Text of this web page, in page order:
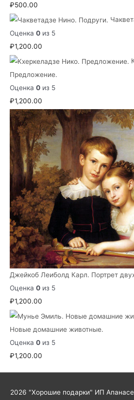
₽500.00
Оценка 0 из 5
₽1,200.00
Предложение.
Оценка 0 из 5
₽1,200.00
Джейкоб Леиболд Карл. Портрет
Оценка 0 из 5
₽1,200.00
Новые домашние животные.
Оценка 0 из 5
₽1,200.00
2026 "Хорошие подарки" ИП